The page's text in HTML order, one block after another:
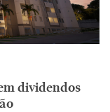
dividendos